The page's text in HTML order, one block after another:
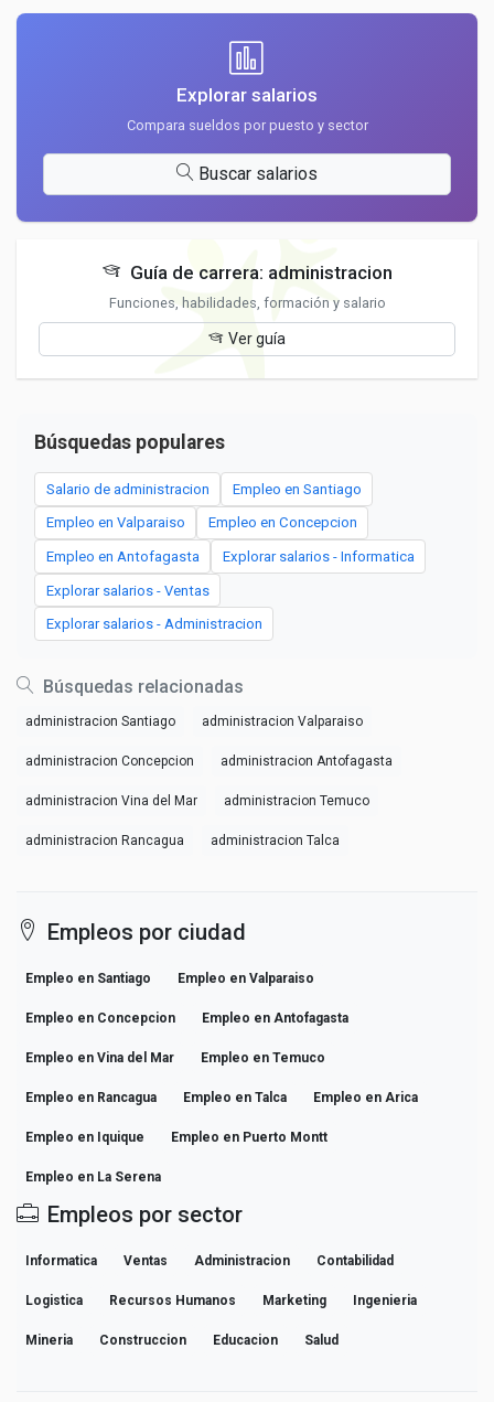
Explorar salarios
Compara sueldos por puesto y sector
Buscar salarios
Guía de carrera: administracion
Funciones, habilidades, formación y salario
Ver guía
Búsquedas populares
Salario de administracion Empleo en Santiago
Empleo en Valparaiso Empleo en Concepcion
Empleo en Antofagasta Explorar salarios - Informatica
Explorar salarios - Ventas
Explorar salarios - Administracion
Búsquedas relacionadas
administracion Santiago administracion Valparaiso
administracion Concepcion administracion Antofagasta
administracion Vina del Mar administracion Temuco
administracion Rancagua administracion Talca
Empleos por ciudad
Empleo en Santiago Empleo en Valparaiso
Empleo en Concepcion Empleo en Antofagasta
Empleo en Vina del Mar Empleo en Temuco
Empleo en Rancagua Empleo en Talca Empleo en Arica
Empleo en Iquique Empleo en Puerto Montt
Empleo en La Serena
Empleos por sector
Informatica Ventas Administracion Contabilidad
Logistica Recursos Humanos Marketing Ingenieria
Mineria Construccion Educacion Salud